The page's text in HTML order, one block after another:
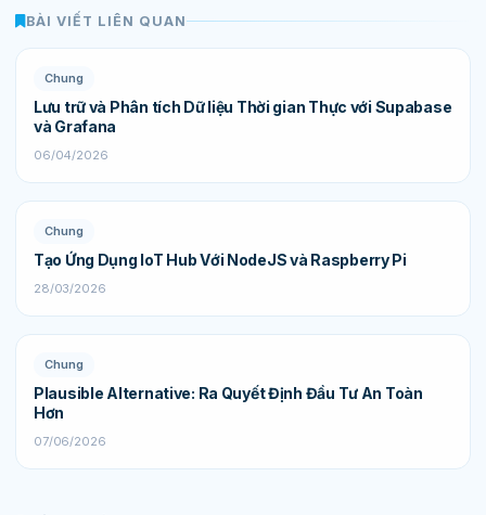
BÀI VIẾT LIÊN QUAN
Chung
Lưu trữ và Phân tích Dữ liệu Thời gian Thực với Supabase
và Grafana
06/04/2026
Chung
Tạo Ứng Dụng IoT Hub Với NodeJS và Raspberry Pi
28/03/2026
Chung
Plausible Alternative: Ra Quyết Định Đầu Tư An Toàn
Hơn
07/06/2026